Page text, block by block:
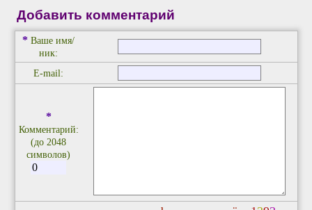
Добавить комментарий
* Ваше имя/
ник:
E-mail:
*
Комментарий:
(до 2048
символов)